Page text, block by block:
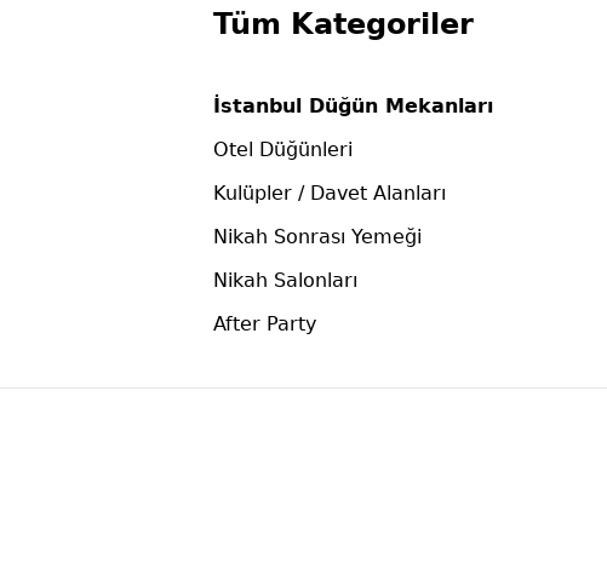
Tüm Kategoriler
İstanbul Düğün Mekanları
Otel Düğünleri
Kulüpler / Davet Alanları
Nikah Sonrası Yemeği
Nikah Salonları
After Party